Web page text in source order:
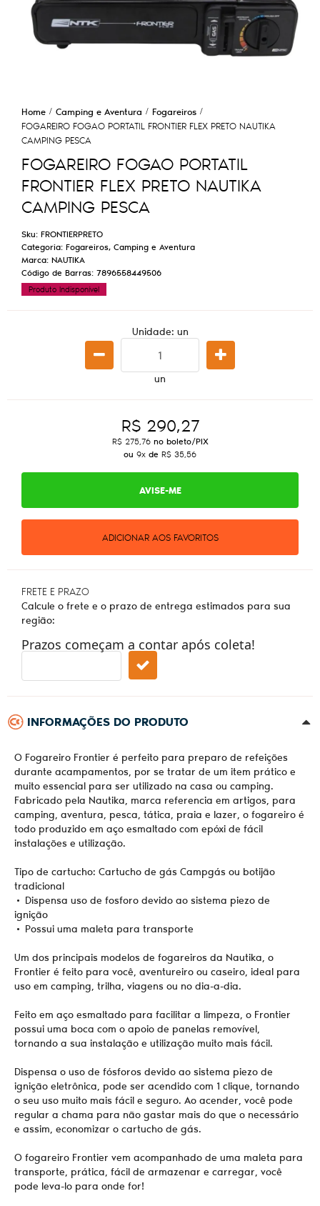
Home Camping e Aventura
Fogareiros
FOGAREIRO FOGAO PORTATIL FRONTIER FLEX PRETO NAUTIKA
CAMPING PESCA
FOGAREIRO FOGAO PORTATIL
FRONTIER FLEX PRETO NAUTIKA
CAMPING PESCA
Sku: FRONTIERPRETO
Categoria: Fogareiros, Camping e Aventura
Marca: NAUTIKA
Código de Barras: 7896558449506
Produto Indisponível
Unidade: un
un
R$ 290,27
R$ 275,76no boleto/PIX
ou 9x de R$ 35,56
AVISE-ME
ADICIONAR AOS FAVORITOS
FRETE E PRAZO
Calcule o frete e o prazo de entrega estimados para sua
região:
Prazos começam a contar após coleta!
INFORMAÇÕES DO PRODUTO
O Fogareiro Frontier é perfeito para preparo de refeições
durante acampamentos, por se tratar de um item prático e
muito essencial para ser utilizado na casa ou camping.
Fabricado pela Nautika, marca referencia em artigos, para
camping, aventura, pesca, tática, praia e lazer, o fogareiro é
todo produzido em aço esmaltado com epóxi de fácil
instalações e utilização.
Tipo de cartucho: Cartucho de gás Campgás ou botijão
tradicional
• Dispensa uso de fosforo devido ao sistema piezo de
ignição
• Possui uma maleta para transporte
Um dos principais modelos de fogareiros da Nautika, o
Frontier é feito para você, aventureiro ou caseiro, ideal para
uso em camping, trilha, viagens ou no dia-a-dia.
Feito em aço esmaltado para facilitar a limpeza, o Frontier
possui uma boca com o apoio de panelas removível,
tornando a sua instalação e utilização muito mais fácil.
Dispensa o uso de fósforos devido ao sistema piezo de
ignição eletrônica, pode ser acendido com 1 clique, tornando
o seu uso muito mais fácil e seguro. Ao acender, você pode
regular a chama para não gastar mais do que o necessário
e assim, economizar o cartucho de gás.
O fogareiro Frontier vem acompanhado de uma maleta para
transporte, prática, fácil de armazenar e carregar, você
pode leva-lo para onde for!